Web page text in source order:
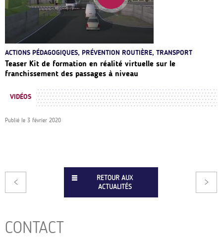
ACTIONS PÉDAGOGIQUES, PRÉVENTION ROUTIÈRE, TRANSPORT
Teaser Kit de formation en réalité virtuelle sur le
franchissement des passages à niveau
VIDÉOS
Publié le 3 février 2020
RETOUR AUX
ACTUALITÉS
CONTACT